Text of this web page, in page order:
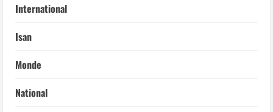
International
Isan
Monde
National